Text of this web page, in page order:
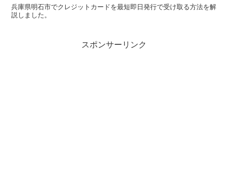
兵庫県明石市でクレジットカードを最短即日発行で受け取る方法を解
説しました。
スポンサーリンク